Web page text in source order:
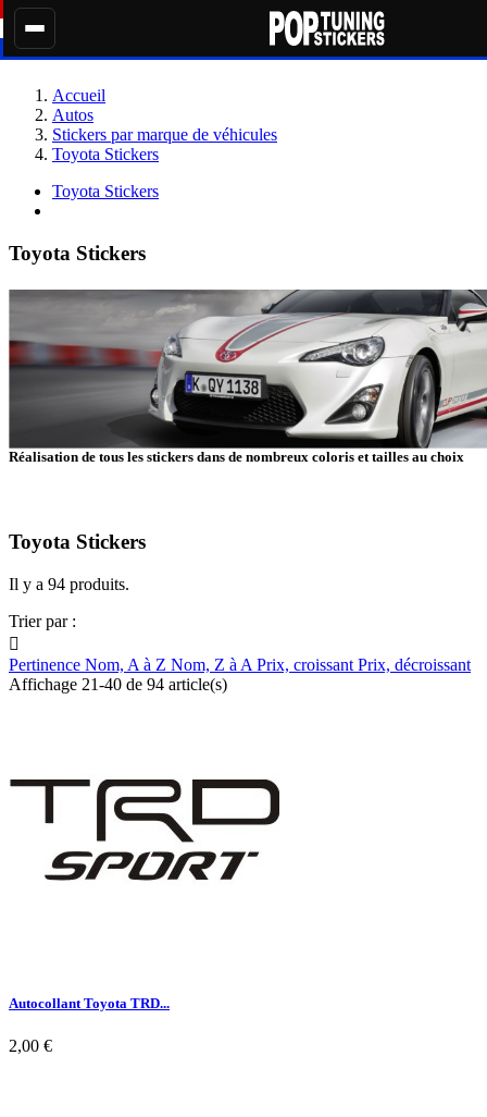
Accueil
Autos
Stickers par marque de véhicules
Toyota Stickers
Toyota Stickers
Toyota Stickers
Réalisation de tous les stickers dans de nombreux coloris et tailles au choix
Toyota Stickers
Il y a 94 produits.
Trier par :

Pertinence Nom, A à Z Nom, Z à A Prix, croissant Prix, décroissant
Affichage 21-40 de 94 article(s)
Autocollant Toyota TRD...
2,00 €